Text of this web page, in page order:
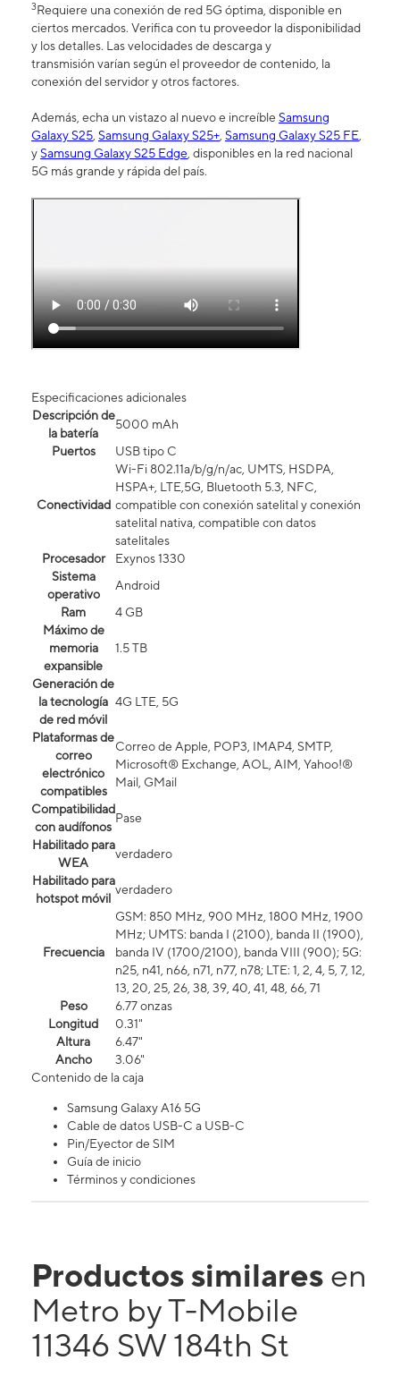
3Requiere una conexión de red 5G óptima, disponible en
ciertos mercados. Verifica con tu proveedor la disponibilidad
y los detalles. Las velocidades de descarga y
transmisión varían según el proveedor de contenido, la
conexión del servidor y otros factores.
Además, echa un vistazo al nuevo e increíble Samsung
Galaxy S25, Samsung Galaxy S25+, Samsung Galaxy S25 FE,
ySamsung Galaxy S25 Edge, disponibles en la red nacional
5G más grande y rápida del país.
Especificaciones adicionales
Descripción de
la batería
5000 mAh
Puertos
USB tipo C
Conectividad
Wi-Fi 802.11a/b/g/n/ac, UMTS, HSDPA,
HSPA+, LTE,5G, Bluetooth 5.3, NFC,
compatible con conexión satelital y conexión
satelital nativa, compatible con datos
satelitales
Procesador
Exynos 1330
Sistema
operativo
Android
Ram
4 GB
Máximo de
memoria
expansible
1.5 TB
Generación de
la tecnología
de red móvil
4G LTE, 5G
Plataformas de
correo
electrónico
compatibles
Correo de Apple, POP3, IMAP4, SMTP,
Microsoft® Exchange, AOL, AIM, Yahoo!®
Mail, GMail
Compatibilidad
con audífonos
Pase
Habilitado para
WEA
verdadero
Habilitado para
hotspot móvil
verdadero
Frecuencia
GSM: 850 MHz, 900 MHz, 1800 MHz, 1900
MHz; UMTS: banda I (2100), banda II (1900),
banda IV (1700/2100), banda VIII (900); 5G:
n25, n41, n66, n71, n77, n78; LTE: 1, 2, 4, 5, 7, 12,
13, 20, 25, 26, 38, 39, 40, 41, 48, 66, 71
Peso
6.77 onzas
Longitud
0.31"
Altura
6.47"
Ancho
3.06"
Contenido de la caja
Samsung Galaxy A16 5G
Cable de datos USB-C a USB-C
Pin/Eyector de SIM
Guía de inicio
Términos y condiciones
Productos similares en
Metro by T-Mobile
11346 SW 184th St